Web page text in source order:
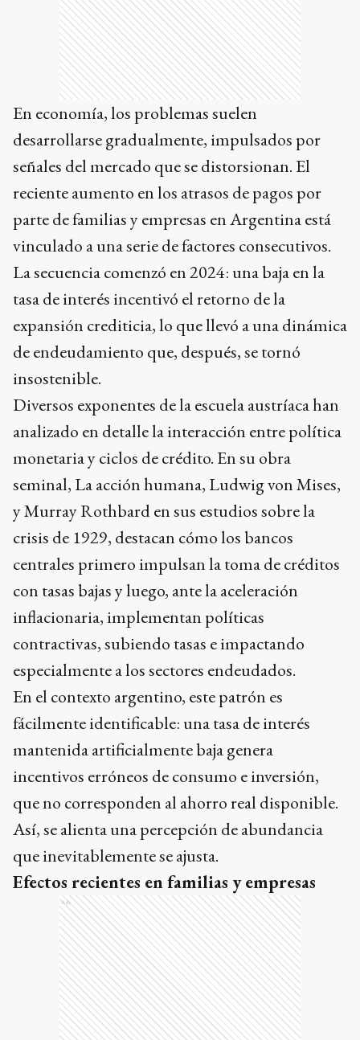
En economía, los problemas suelen
desarrollarse gradualmente, impulsados por
señales del mercado que se distorsionan. El
reciente aumento en los atrasos de pagos por
parte de familias y empresas en Argentina está
vinculado a una serie de factores consecutivos.
La secuencia comenzó en 2024: una baja en la
tasa de interés incentivó el retorno de la
expansión crediticia, lo que llevó a una dinámica
de endeudamiento que, después, se tornó
insostenible.
Diversos exponentes de la escuela austríaca han
analizado en detalle la interacción entre política
monetaria y ciclos de crédito. En su obra
seminal, La acción humana, Ludwig von Mises,
y Murray Rothbard en sus estudios sobre la
crisis de 1929, destacan cómo los bancos
centrales primero impulsan la toma de créditos
con tasas bajas y luego, ante la aceleración
inflacionaria, implementan políticas
contractivas, subiendo tasas e impactando
especialmente a los sectores endeudados.
En el contexto argentino, este patrón es
fácilmente identificable: una tasa de interés
mantenida artificialmente baja genera
incentivos erróneos de consumo e inversión,
que no corresponden al ahorro real disponible.
Así, se alienta una percepción de abundancia
que inevitablemente se ajusta.
Efectos recientes en familias y empresas
Ads